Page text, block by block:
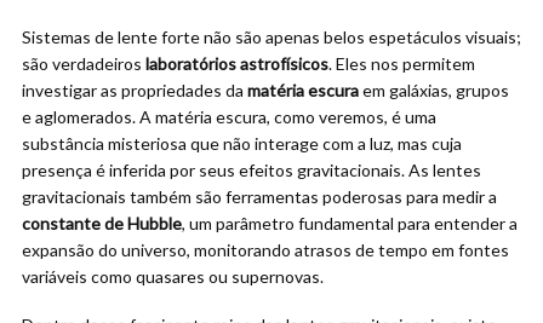
Sistemas de lente forte não são apenas belos espetáculos visuais;
são verdadeiros laboratórios astrofísicos. Eles nos permitem
investigar as propriedades da matéria escuraem galáxias, grupos
e aglomerados. A matéria escura, como veremos, é uma
substância misteriosa que não interage com a luz, mas cuja
presença é inferida por seus efeitos gravitacionais. As lentes
gravitacionais também são ferramentas poderosas para medir a
constante de Hubble, um parâmetro fundamental para entender a
expansão do universo, monitorando atrasos de tempo em fontes
variáveis como quasares ou supernovas.